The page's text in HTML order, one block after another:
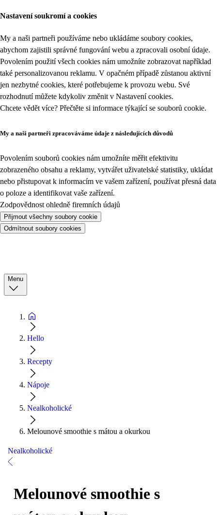
Nastavení soukromí a cookies
My a naši partneři používáme nebo ukládáme soubory cookies,
abychom zajistili správné fungování webu a zpracovali osobní údaje.
Povolením použití všech cookies nám umožníte zobrazovat například
také personalizovanou reklamu. V opačném případě zůstanou aktivní
jen nezbytné cookies, které potřebujeme k provozu webu. Své
rozhodnutí můžete kdykoliv změnit v Nastavení cookies.
Chcete vědět více? Přečtěte si informace týkající se souborů cookie.
My a naši partneři zpracováváme údaje z následujících důvodů
Povolením souborů cookies nám umožníte měřit efektivitu
zobrazeného obsahu a reklamy, vytvářet uživatelské statistiky, ukládat
nebo přistupovat k informacím ve vašem zařízení, používat přesná data
o poloze a identifikovat vaše zařízení.
Zodpovědnost ohledně firemních údajů
Přijmout všechny soubory cookie
Odmítnout soubory cookies
Menu
Hello
Recepty
Nápoje
Nealkoholické
Melounové smoothie s mátou a okurkou
Nealkoholické
Melounové smoothie s